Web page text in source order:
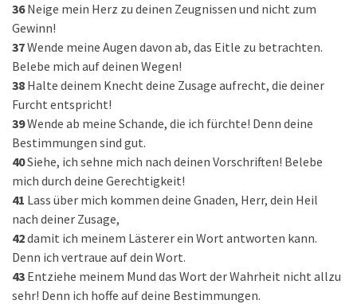
36 Neige mein Herz zu deinen Zeugnissen und nicht zum
Gewinn!
37Wende meine Augen davon ab, das Eitle zu betrachten.
Belebe mich auf deinen Wegen!
38 Halte deinem Knecht deine Zusage aufrecht, die deiner
Furcht entspricht!
39Wende ab meine Schande, die ich fürchte! Denn deine
Bestimmungen sind gut.
40Siehe, ich sehne mich nach deinen Vorschriften! Belebe
mich durch deine Gerechtigkeit!
41 Lass über mich kommen deine Gnaden, Herr, dein Heil
nach deiner Zusage,
42damit ich meinem Lästerer ein Wort antworten kann.
Denn ich vertraue auf dein Wort.
43 Entziehe meinem Mund das Wort der Wahrheit nicht allzu
sehr! Denn ich hoffe auf deine Bestimmungen.